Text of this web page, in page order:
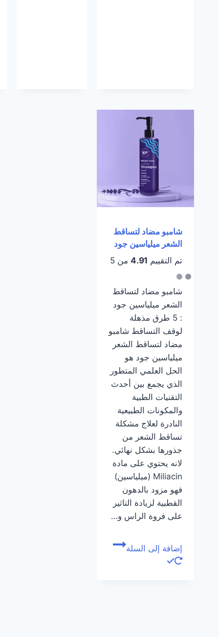
شامبو مضاد لتساقط
الشعر ميلياسين جود
تم التقييم 4.91 من 5
شامبو مضاد لتساقط
الشعر ميلياسين جود
: 5 طرق مذهلة
لوقف التساقط شامبو
مضاد لتساقط الشعر
ميلياسين جود هو
الحل العلمي المتطور
الذي يجمع بين أحدث
التقنيات الطبية
والمكونات الطبيعية
النادرة لعلاج مشكلة
تساقط الشعر من
جذورها بشكل نهائي.
لانه يحتوي على مادة
Miliacin (ميلياسين)
فهو مزود بالدهون
القطبية لزيادة التاثير
على فروة الراس و…
إضافة إلى السلة